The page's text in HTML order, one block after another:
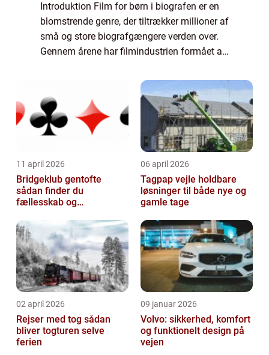
Introduktion Film for børn i biografen er en
blomstrende genre, der tiltrækker millioner af
små og store biografgængere verden over.
Gennem årene har filmindustrien formået at
underholdningsoplevelse for børn i alle
aldre, og biog...
11 april 2026
Bridgeklub gentofte
sådan finder du
fællesskab og
06 april 2026
Tagpap vejle holdbare
løsninger til både nye og
gamle tage
02 april 2026
Rejser med tog sådan
bliver togturen selve
ferien
09 januar 2026
Volvo: sikkerhed, komfort
og funktionelt design på
vejen